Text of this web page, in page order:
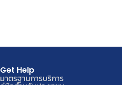
Get Help
มาตรฐานการบริการ